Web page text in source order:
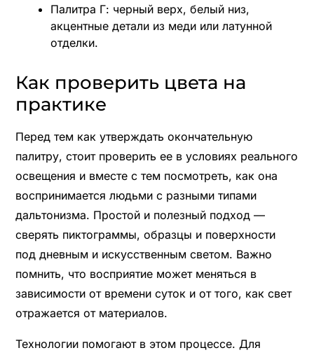
Палитра Г: черный верх, белый низ,
акцентные детали из меди или латунной
отделки.
Как проверить цвета на
практике
Перед тем как утверждать окончательную
палитру, стоит проверить ее в условиях реального
освещения и вместе с тем посмотреть, как она
воспринимается людьми с разными типами
дальтонизма. Простой и полезный подход —
сверять пиктограммы, образцы и поверхности
под дневным и искусственным светом. Важно
помнить, что восприятие может меняться в
зависимости от времени суток и от того, как свет
отражается от материалов.
Технологии помогают в этом процессе. Для